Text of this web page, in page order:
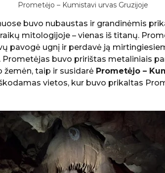
Prometėjo – Kumistavi urvas Gruzijoje
buvo nubaustas ir grandinėmis
mitologijoje – vienas iš titanų.
pavogė ugnį ir perdavė ją
Prometėjas buvo pririštas metaliniais
žemėn, taip ir susidarė Prometėjo –
vietos, kur buvo prikaltas